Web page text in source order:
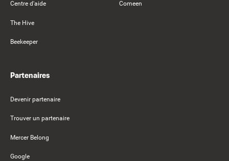
Centre d'aide
The Hive
Beekeeper
Comeen
Partenaires
Devenir partenaire
Trouver un partenaire
Mercer Belong
Google